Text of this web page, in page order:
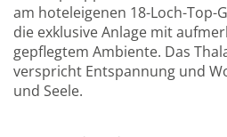
am hoteleigenen 18-Loch-Top-
die exklusive Anlage mit
gepflegtem Ambiente. Das
verspricht Entspannung und
und Seele.